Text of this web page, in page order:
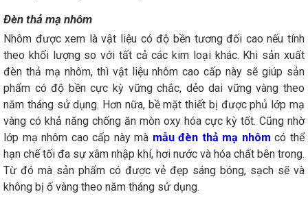
Đèn thả mạ nhôm
Nhôm được xem là vật liệu có độ bền tương đối cao nếu tính
theo khối lượng so với tất cả các kim loại khác. Khi sản xuất
đèn thả mạ nhôm, thì vật liệu nhôm cao cấp này sẽ giúp sản
phẩm có độ bền cực kỳ vững chắc, dẻo dai vững vàng theo
năm tháng sử dụng. Hơn nữa, bề mặt thiết bị được phủ lớp mạ
vàng có khả năng chống ăn mòn oxy hóa cực kỳ tốt. Cũng nhờ
lớp mạ nhôm cao cấp này mà mẫu đèn thả mạ nhôm có thể
hạn chế tối đa sự xâm nhập khí, hơi nước và hóa chất bên trong.
Từ đó mà sản phẩm có được vẻ đẹp sáng bóng, sạch sẽ và
không bị ố vàng theo năm tháng sử dụng.